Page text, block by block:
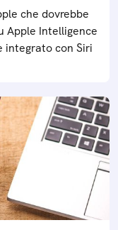
che dovrebbe
Apple Intelligence
integrato con Siri